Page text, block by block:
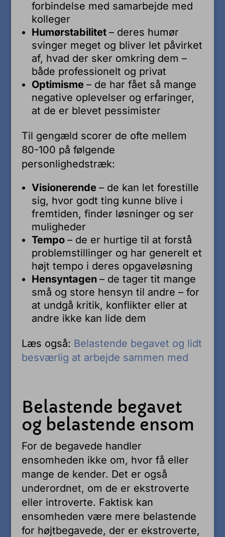
forbindelse med samarbejde med
kolleger
Humørstabilitet – deres humør
svinger meget og bliver let påvirket
af, hvad der sker omkring dem –
både professionelt og privat
Optimisme – de har fået så mange
negative oplevelser og erfaringer,
at de er blevet pessimister
Til gengæld scorer de ofte mellem
80-100 på følgende
personlighedstræk:
Visionerende – de kan let forestille
sig, hvor godt ting kunne blive i
fremtiden, finder løsninger og ser
muligheder
Tempo – de er hurtige til at forstå
problemstillinger og har generelt et
højt tempo i deres opgaveløsning
Hensyntagen – de tager tit mange
små og store hensyn til andre – for
at undgå kritik, konflikter eller at
andre ikke kan lide dem
Læs også: Belastende begavet og lidt
besværlig at arbejde sammen med
Belastende begavet
og belastende ensom
For de begavede handler
ensomheden ikke om, hvor få eller
mange de kender. Det er også
underordnet, om de er ekstroverte
eller introverte. Faktisk kan
ensomheden være mere belastende
for højtbegavede, der er ekstroverte,